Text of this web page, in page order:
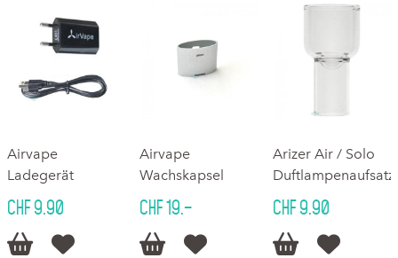
Airvape
Ladegerät
CHF 9.90
 
Airvape
Wachskapsel
CHF 19.–
 
Arizer Air / Solo
Duftlampenaufsatz
CHF 9.90
 